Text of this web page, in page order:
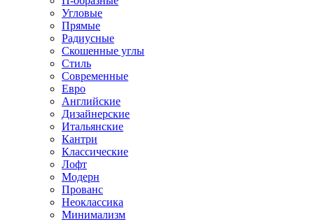
Угловые
Прямые
Радиусные
Скошенные углы
Стиль
Современные
Евро
Английские
Дизайнерские
Итальянские
Кантри
Классические
Лофт
Модерн
Прованс
Неоклассика
Минимализм